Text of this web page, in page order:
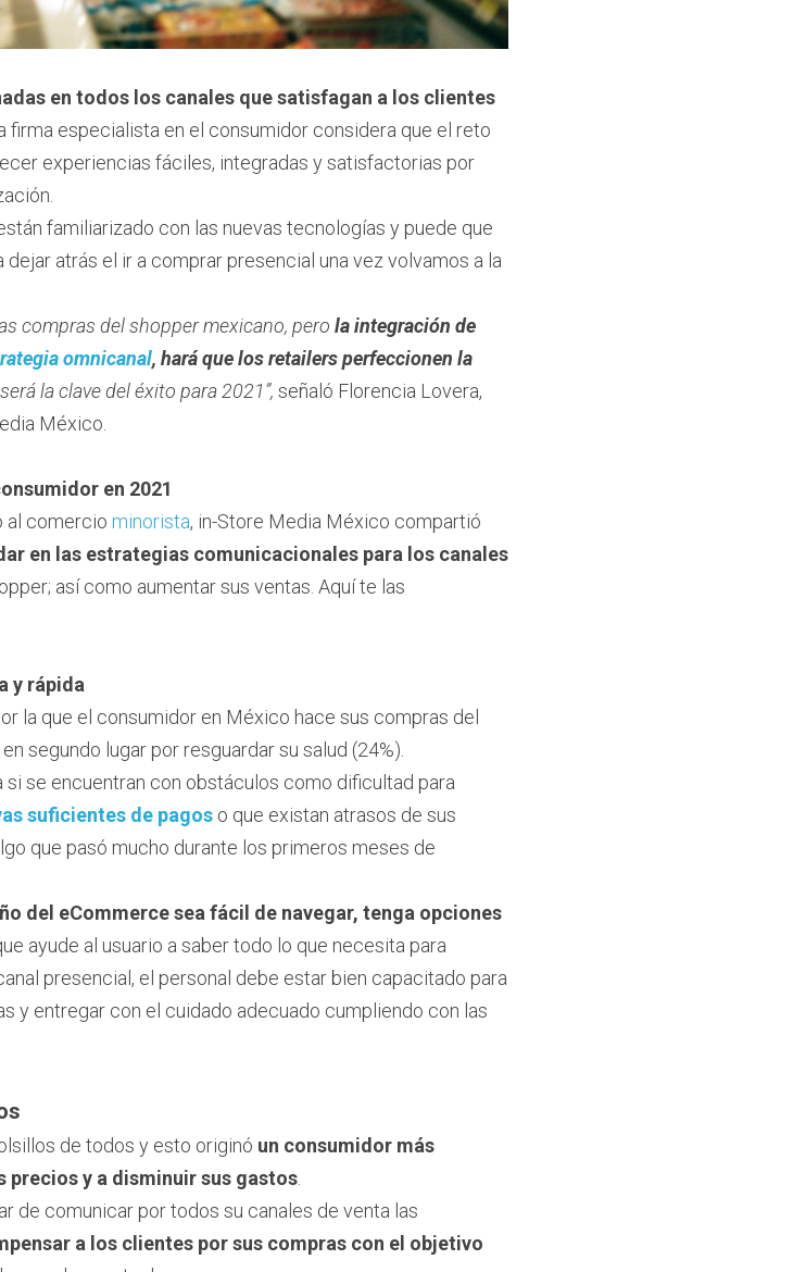
en todos los canales que satisfagan a los clientes
firma especialista en el consumidor considera que el reto
experiencias fáciles, integradas y satisfactorias por
familiarizado con las nuevas tecnologías y puede que
dejar atrás el ir a comprar presencial una vez volvamos a la
compras del shopper mexicano, pero la integración de
omnicanal, hará que los retailers perfeccionen la
la clave del éxito para 2021”, señaló Florencia Lovera,
México.
en 2021
al comercio minorista, in-Store Media México compartió
en las estrategias comunicacionales para los canales
así como aumentar sus ventas. Aquí te las
y rápida
la que el consumidor en México hace sus compras del
segundo lugar por resguardar su salud (24%).
se encuentran con obstáculos como dificultad para
suficientes de pagos o que existan atrasos de sus
que pasó mucho durante los primeros meses de
del eCommerce sea fácil de navegar, tenga opciones
ayude al usuario a saber todo lo que necesita para
presencial, el personal debe estar bien capacitado para
y entregar con el cuidado adecuado cumpliendo con las
de todos y esto originó un consumidor más
precios y a disminuir sus gastos
de comunicar por todos su canales de venta las
a los clientes por sus compras con el objetivo